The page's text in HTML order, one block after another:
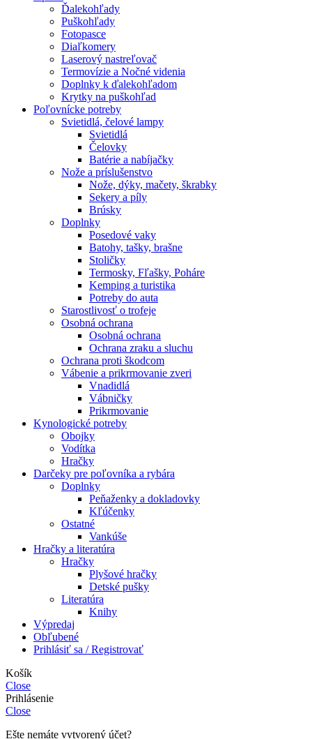
Ďalekohľady
Puškohľady
Fotopasce
Diaľkomery
Laserový nastreľovač
Termovízie a Nočné videnia
Doplnky k ďalekohľadom
Krytky na puškohľad
Poľovnícke potreby
Svietidlá, čelové lampy
Svietidlá
Čelovky
Batérie a nabíjačky
Nože a príslušenstvo
Nože, dýky, mačety, škrabky
Sekery a píly
Brúsky
Doplnky
Posedové vaky
Batohy, tašky, brašne
Stoličky
Termosky, Fľašky, Poháre
Kemping a turistika
Potreby do auta
Starostlivosť o trofeje
Osobná ochrana
Osobná ochrana
Ochrana zraku a sluchu
Ochrana proti škodcom
Vábenie a prikrmovanie zveri
Vnadidlá
Vábničky
Prikrmovanie
Kynologické potreby
Obojky
Vodítka
Hračky
Darčeky pre poľovníka a rybára
Doplnky
Peňaženky a dokladovky
Kľúčenky
Ostatné
Vankúše
Hračky a literatúra
Hračky
Plyšové hračky
Detské pušky
Literatúra
Knihy
Výpredaj
Obľubené
Prihlásiť sa / Registrovať
Košík
Close
Prihlásenie
Close
Ešte nemáte vytvorený účet?